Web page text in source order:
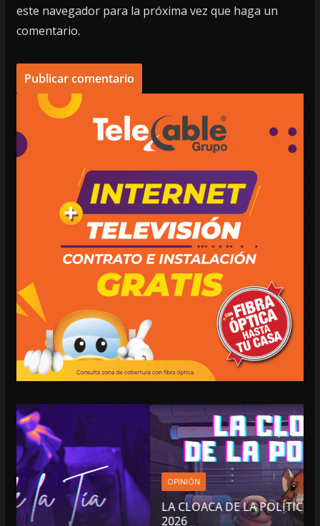
este navegador para la próxima vez que haga un
comentario.
OPINIÓN
LA CLOACA DE LA POLÍTICA | 4 DE AGOSTO DE
2026